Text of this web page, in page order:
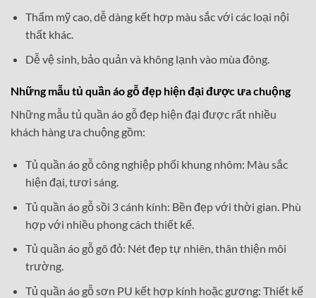
Thẩm mỹ cao, dễ dàng kết hợp màu sắc với các loại nội
thất khác.
Dễ vệ sinh, bảo quản và không lạnh vào mùa đông.
Những mẫu tủ quần áo gỗ đẹp hiện đại được ưa chuộng
Những mẫu tủ quần áo gỗ đẹp hiện đại được rất nhiều
khách hàng ưa chuộng gồm:
Tủ quần áo gỗ công nghiệp phối khung nhôm: Màu sắc
hiện đại, tươi sáng.
Tủ quần áo gỗ sồi 3 cánh kính: Bền đẹp với thời gian. Phù
hợp với nhiều phong cách thiết kế.
Tủ quần áo gỗ gõ đỏ: Nét đẹp tự nhiên, thân thiện môi
trường.
Tủ quần áo gỗ sơn PU kết hợp kính hoặc gương: Thiết kế